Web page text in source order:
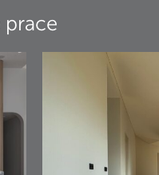
prace